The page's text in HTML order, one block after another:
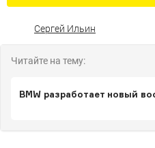
Сергей Ильин
Читайте на тему:
BMW разработает новый